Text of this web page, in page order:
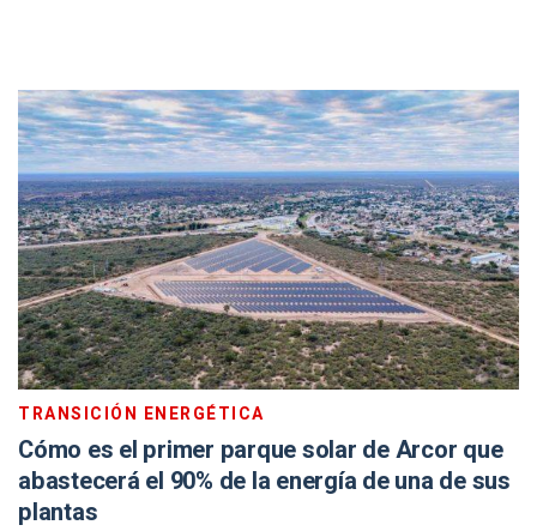
TRANSICIÓN ENERGÉTICA
Cómo es el primer parque solar de Arcor que
abastecerá el 90% de la energía de una de sus
plantas